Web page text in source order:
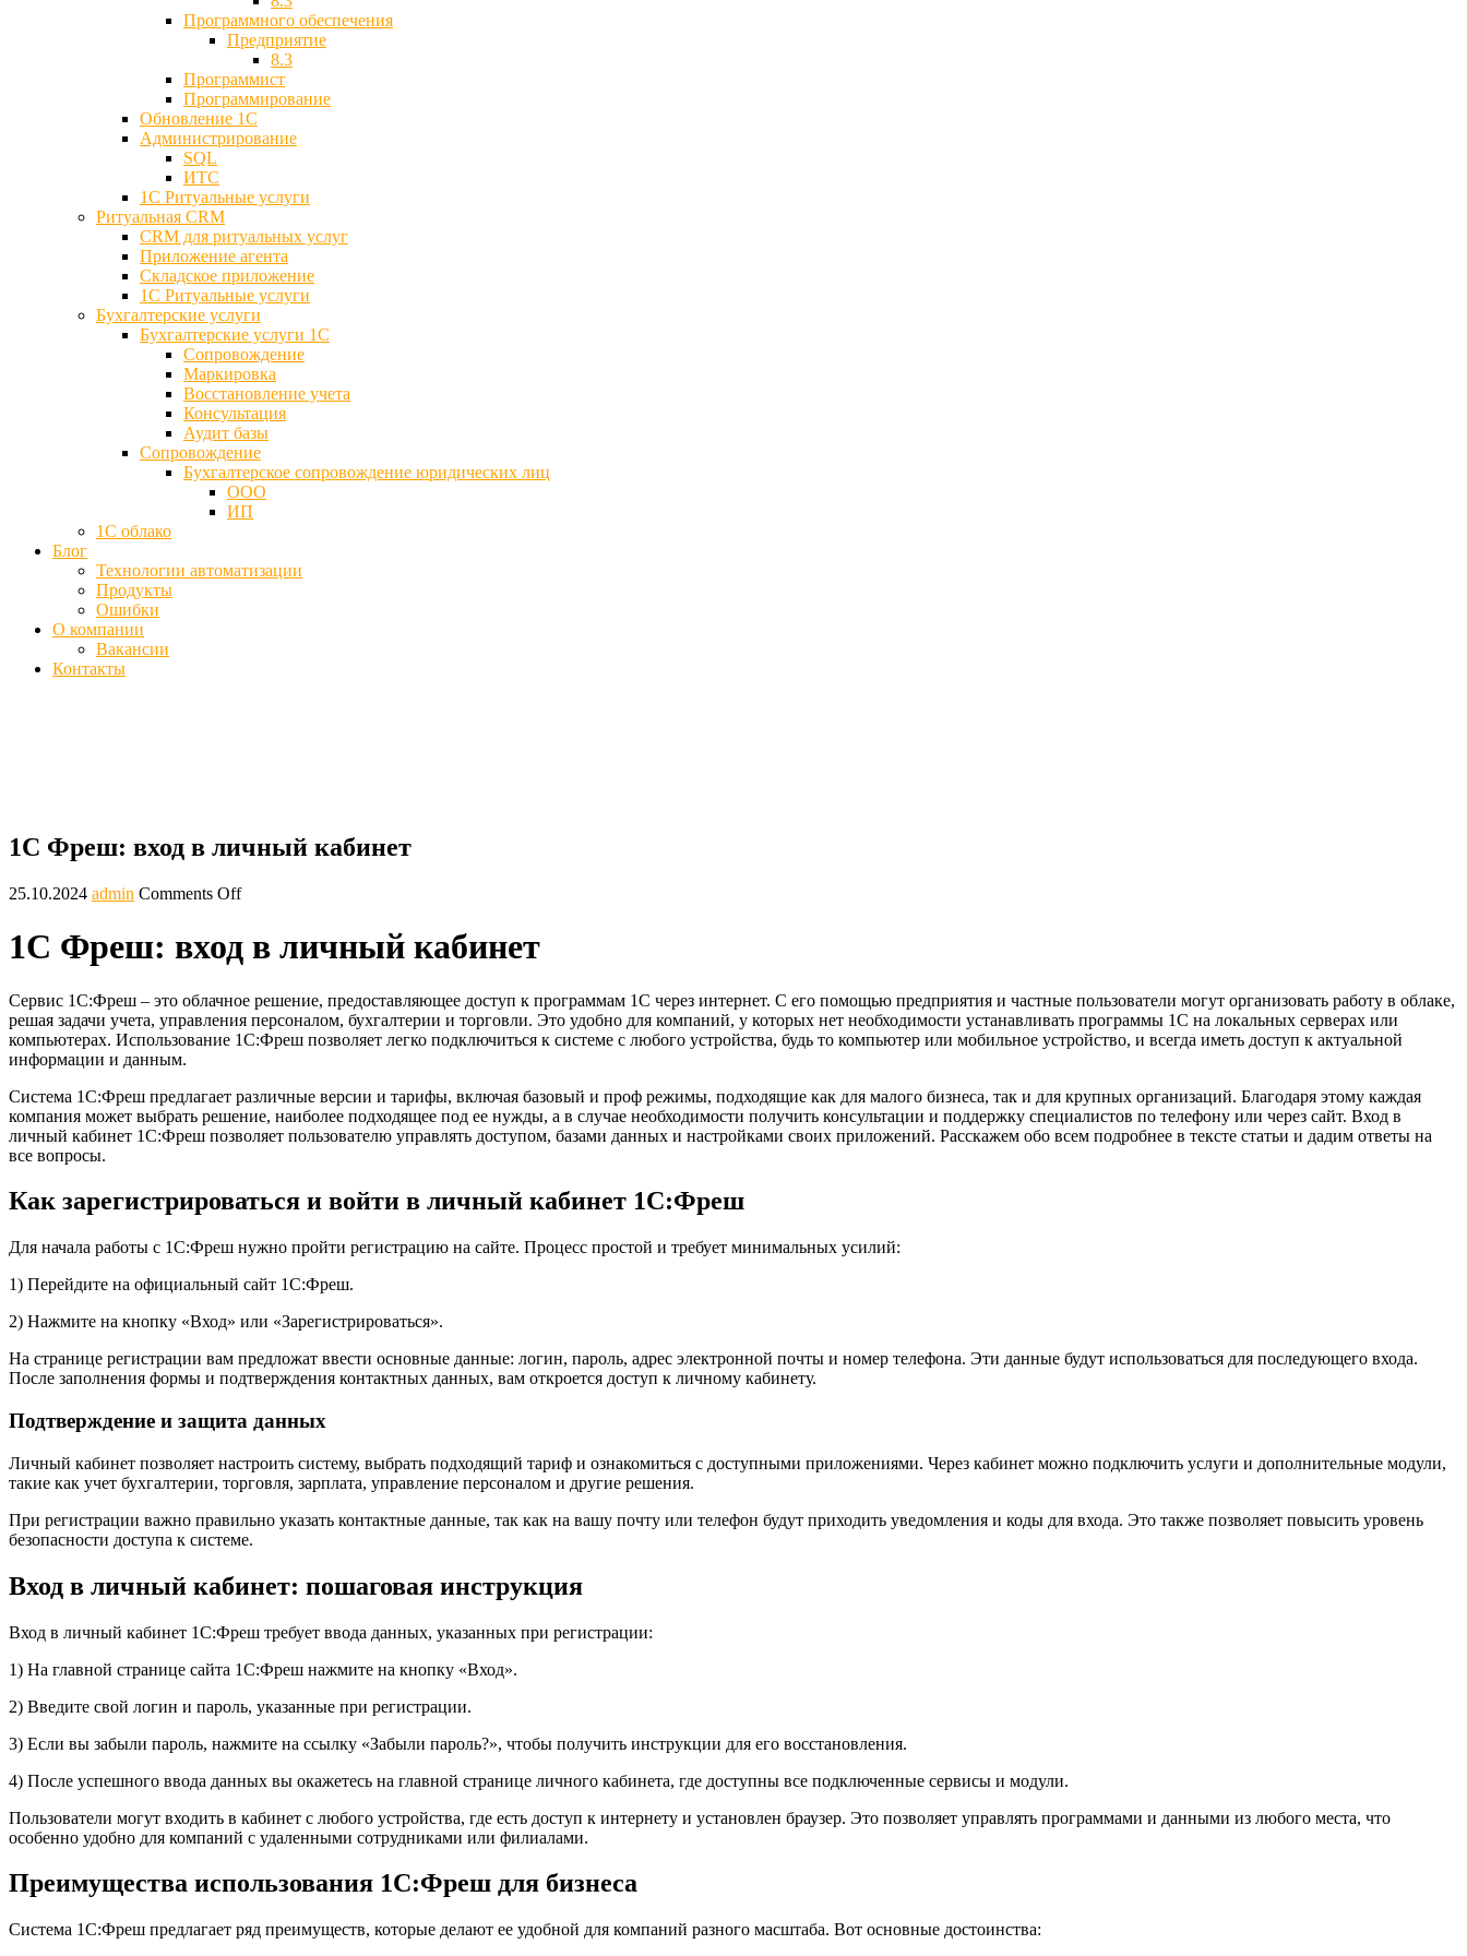
Программного обеспечения
Предприятие
8.3
Программист
Программирование
Обновление 1С
Администрирование
SQL
ИТС
1С Ритуальные услуги
Ритуальная CRM
CRM для ритуальных услуг
Приложение агента
Складское приложение
1С Ритуальные услуги
Бухгалтерские услуги
Бухгалтерские услуги 1С
Сопровождение
Маркировка
Восстановление учета
Консультация
Аудит базы
Cопровождение
Бухгалтерское сопровождение юридических лиц
ООО
ИП
1С облако
Блог
Технологии автоматизации
Продукты
Ошибки
О компании
Вакансии
Контакты
1С Фреш: вход в личный кабинет
25.10.2024 admin Comments Off
1С Фреш: вход в личный кабинет
Сервис 1С:Фреш – это облачное решение, предоставляющее доступ к программам 1С через интернет. С его помощью предприятия и частные пользователи могут организовать работу в облаке,
решая задачи учета, управления персоналом, бухгалтерии и торговли. Это удобно для компаний, у которых нет необходимости устанавливать программы 1С на локальных серверах или
компьютерах. Использование 1С:Фреш позволяет легко подключиться к системе с любого устройства, будь то компьютер или мобильное устройство, и всегда иметь доступ к актуальной
информации и данным.
Система 1С:Фреш предлагает различные версии и тарифы, включая базовый и проф режимы, подходящие как для малого бизнеса, так и для крупных организаций. Благодаря этому каждая
компания может выбрать решение, наиболее подходящее под ее нужды, а в случае необходимости получить консультации и поддержку специалистов по телефону или через сайт. Вход в
личный кабинет 1С:Фреш позволяет пользователю управлять доступом, базами данных и настройками своих приложений. Расскажем обо всем подробнее в тексте статьи и дадим ответы на
все вопросы.
Как зарегистрироваться и войти в личный кабинет 1С:Фреш
Для начала работы с 1С:Фреш нужно пройти регистрацию на сайте. Процесс простой и требует минимальных усилий:
1) Перейдите на официальный сайт 1С:Фреш.
2) Нажмите на кнопку «Вход» или «Зарегистрироваться».
На странице регистрации вам предложат ввести основные данные: логин, пароль, адрес электронной почты и номер телефона. Эти данные будут использоваться для последующего входа.
После заполнения формы и подтверждения контактных данных, вам откроется доступ к личному кабинету.
Подтверждение и защита данных
Личный кабинет позволяет настроить систему, выбрать подходящий тариф и ознакомиться с доступными приложениями. Через кабинет можно подключить услуги и дополнительные модули,
такие как учет бухгалтерии, торговля, зарплата, управление персоналом и другие решения.
При регистрации важно правильно указать контактные данные, так как на вашу почту или телефон будут приходить уведомления и коды для входа. Это также позволяет повысить уровень
безопасности доступа к системе.
Вход в личный кабинет: пошаговая инструкция
Вход в личный кабинет 1С:Фреш требует ввода данных, указанных при регистрации:
1) На главной странице сайта 1С:Фреш нажмите на кнопку «Вход».
2) Введите свой логин и пароль, указанные при регистрации.
3) Если вы забыли пароль, нажмите на ссылку «Забыли пароль?», чтобы получить инструкции для его восстановления.
4) После успешного ввода данных вы окажетесь на главной странице личного кабинета, где доступны все подключенные сервисы и модули.
Пользователи могут входить в кабинет с любого устройства, где есть доступ к интернету и установлен браузер. Это позволяет управлять программами и данными из любого места, что
особенно удобно для компаний с удаленными сотрудниками или филиалами.
Преимущества использования 1С:Фреш для бизнеса
Система 1С:Фреш предлагает ряд преимуществ, которые делают ее удобной для компаний разного масштаба. Вот основные достоинства: